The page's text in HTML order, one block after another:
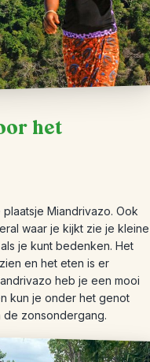
het
Miandrivazo. Ook
waar je kijkt zie je kleine
je kunt bedenken. Het
en het eten is er
heb je een mooi
kun je onder het genot
de zonsondergang.